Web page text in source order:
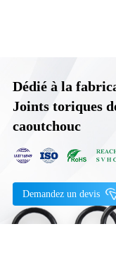
Dédié à la
Joints toriques
caoutchouc
Demandez un devis